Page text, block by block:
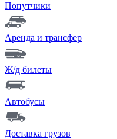
Попутчики
Аренда и трансфер
Ж/д билеты
Автобусы
Доставка грузов